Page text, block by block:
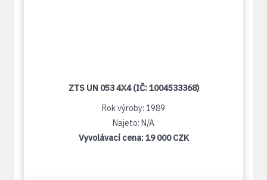
ZTS UN 053 4X4 (IČ: 1004533368)
Rok výroby: 1989
Najeto: N/A
Vyvolávací cena:19 000 CZK